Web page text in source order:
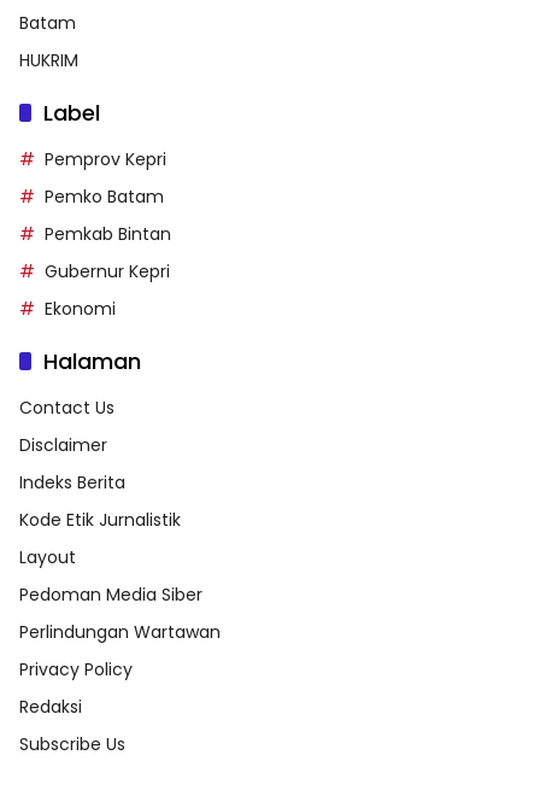
Batam
HUKRIM
Label
Pemprov Kepri
Pemko Batam
Pemkab Bintan
Gubernur Kepri
Ekonomi
Halaman
Contact Us
Disclaimer
Indeks Berita
Kode Etik Jurnalistik
Layout
Pedoman Media Siber
Perlindungan Wartawan
Privacy Policy
Redaksi
Subscribe Us